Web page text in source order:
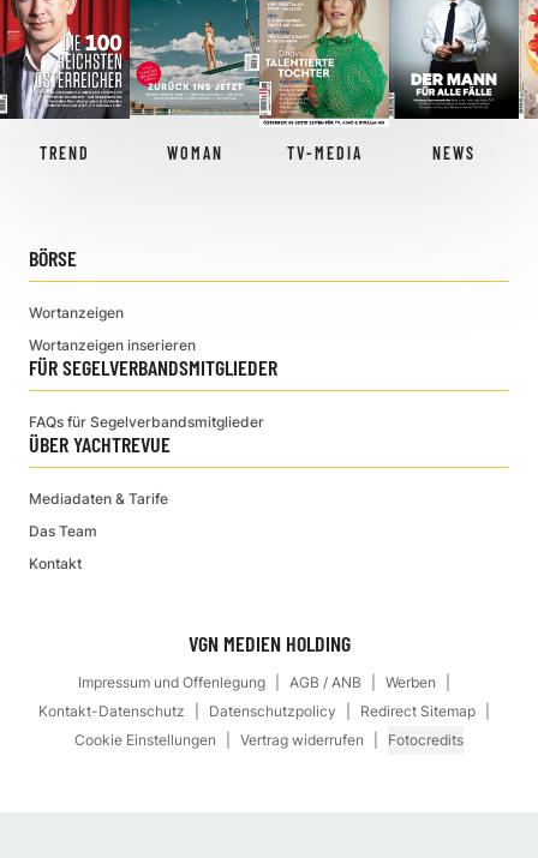
TREND WOMAN TV-MEDIA NEWS
BÖRSE
Wortanzeigen
Wortanzeigen inserieren
FÜR SEGELVERBANDSMITGLIEDER
FAQs für Segelverbandsmitglieder
ÜBER YACHTREVUE
Mediadaten & Tarife
Das Team
Kontakt
VGN MEDIEN HOLDING
Impressum und Offenlegung AGB / ANB
Werben
Kontakt-Datenschutz
Datenschutzpolicy
Redirect Sitemap
Cookie Einstellungen
Vertrag widerrufen Fotocredits